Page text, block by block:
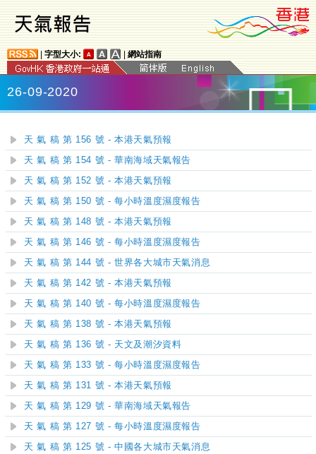
字型大小: 網站指南
26-09-2020
天 氣 稿 第 156 號 - 本港天氣預報
天 氣 稿 第 154 號 - 華南海域天氣報告
天 氣 稿 第 152 號 - 本港天氣預報
天 氣 稿 第 150 號 - 每小時溫度濕度報告
天 氣 稿 第 148 號 - 本港天氣預報
天 氣 稿 第 146 號 - 每小時溫度濕度報告
天 氣 稿 第 144 號 - 世界各大城市天氣消息
天 氣 稿 第 142 號 - 本港天氣預報
天 氣 稿 第 140 號 - 每小時溫度濕度報告
天 氣 稿 第 138 號 - 本港天氣預報
天 氣 稿 第 136 號 - 天文及潮汐資料
天 氣 稿 第 133 號 - 每小時溫度濕度報告
天 氣 稿 第 131 號 - 本港天氣預報
天 氣 稿 第 129 號 - 華南海域天氣報告
天 氣 稿 第 127 號 - 每小時溫度濕度報告
天 氣 稿 第 125 號 - 中國各大城市天氣消息